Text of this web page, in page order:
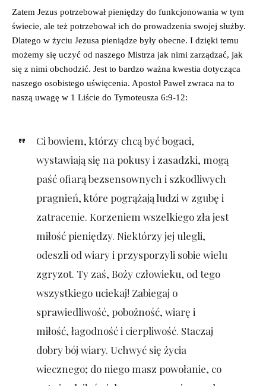
Zatem Jezus potrzebował pieniędzy do funkcjonowania w tym
świecie, ale też potrzebował ich do prowadzenia swojej służby.
Dlatego w życiu Jezusa pieniądze były obecne. I dzięki temu
możemy się uczyć od naszego Mistrza jak nimi zarządzać, jak
się z nimi obchodzić. Jest to bardzo ważna kwestia dotycząca
naszego osobistego uświęcenia. Apostoł Paweł zwraca na to
naszą uwagę w 1 Liście do Tymoteusza 6:9-12:
Ci bowiem, którzy chcą być bogaci,
wystawiają się na pokusy i zasadzki, mogą
paść ofiarą bezsensownych i szkodliwych
pragnień, które pogrążają ludzi w zgubę i
zatracenie. Korzeniem wszelkiego zła jest
miłość pieniędzy. Niektórzy jej ulegli,
odeszli od wiary i przysporzyli sobie wielu
zgryzot. Ty zaś, Boży człowieku, od tego
wszystkiego uciekaj! Zabiegaj o
sprawiedliwość, pobożność, wiarę i
miłość, łagodność i cierpliwość. Staczaj
dobry bój wiary. Uchwyć się życia
wiecznego; do niego masz powołanie, co